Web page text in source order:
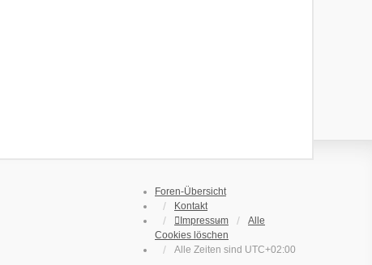
Foren-Übersicht
Kontakt
Impressum
Alle
Cookies löschen
Alle Zeiten sind UTC+02:00